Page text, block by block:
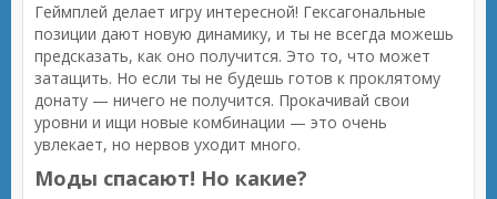
Геймплей делает игру интересной! Гексагональные
позиции дают новую динамику, и ты не всегда можешь
предсказать, как оно получится. Это то, что может
затащить. Но если ты не будешь готов к проклятому
донату — ничего не получится. Прокачивай свои
уровни и ищи новые комбинации — это очень
увлекает, но нервов уходит много.
Моды спасают! Но какие?